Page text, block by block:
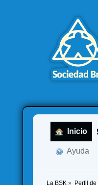
Inicio
Ayuda
La BSK » Perfil